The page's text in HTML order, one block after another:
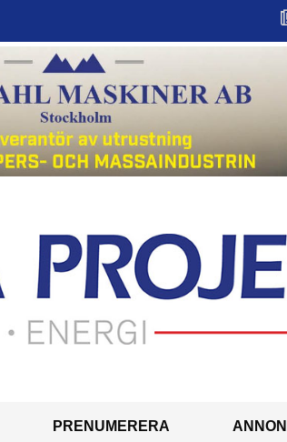
PRENUMERERA